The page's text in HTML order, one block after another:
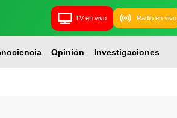
TV en vivo Radio en vivo
Opinión Investigaciones